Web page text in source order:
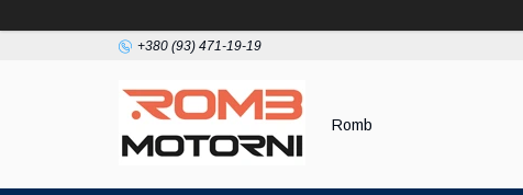
+380 (93) 471-19-19
Romb